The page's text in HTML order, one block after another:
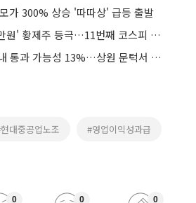
가 300% 상승 '따따상' 급등 출발
삼성전기, '주당 100만원' 황제주 등극…11번째 코스피 황제주로
美 클래리티 법안 연내 통과 가능성 13%…상원 문턱서 제동
대중공업노조 #영업이익성과급
0 0 0